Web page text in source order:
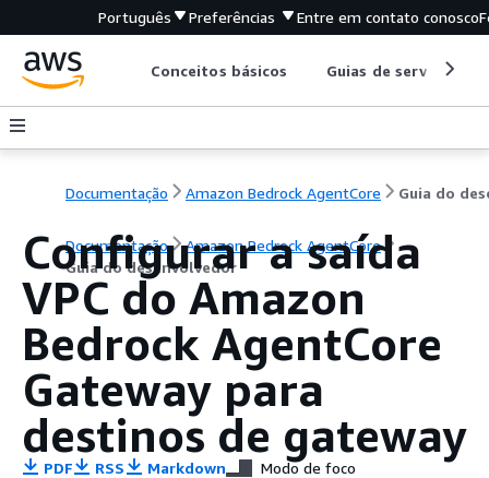
Português Preferências Entre em contato conosco
Conceitos básicos Guias de serviço
Documentação Amazon Bedrock AgentCore
Documentação
Amazon Bedrock AgentCore
Guia do desenvolvedor
Configurar a saída
VPC do Amazon
Bedrock AgentCore
Gateway para
destinos de gateway
PDF RSS Markdown Modo de foco